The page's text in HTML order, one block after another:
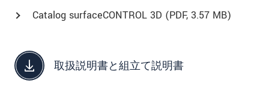
Catalog surfaceCONTROL 3D (PDF, 3.57 MB)
取扱説明書と組立て説明書